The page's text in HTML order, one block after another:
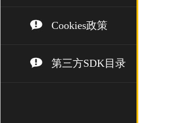
Cookies政策
第三方SDK目录